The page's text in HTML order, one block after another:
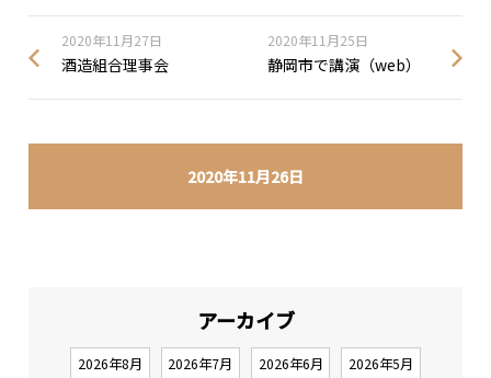
2020年11月26日
2020年11月27日
酒造組合理事会
2020年11月25日
静岡市で講演（web）
アーカイブ
2026年8月 2026年7月 2026年6月 2026年5月